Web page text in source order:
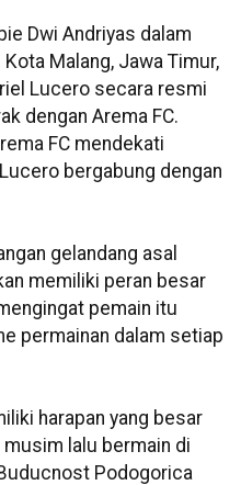
Dwi Andriyas dalam
Malang, Jawa Timur,
Lucero secara resmi
dengan Arema FC.
FC mendekati
bergabung dengan
gelandang asal
memiliki peran besar
pemain itu
permainan dalam setiap
harapan yang besar
lalu bermain di
Podogorica